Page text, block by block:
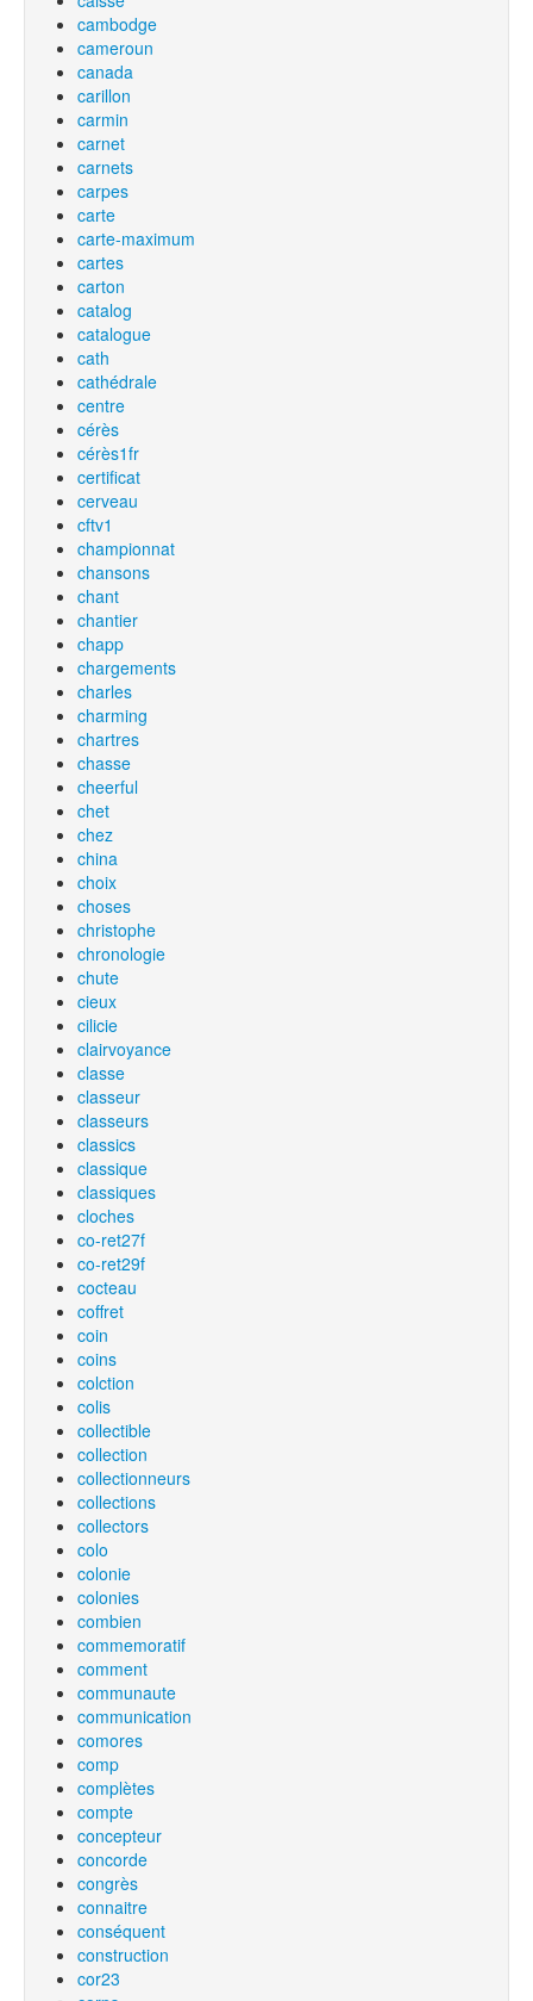
cambodge
cameroun
canada
carillon
carmin
carnet
carnets
carpes
carte
carte-maximum
cartes
carton
catalog
catalogue
cath
cathédrale
centre
cérès
cérès1fr
certificat
cerveau
cftv1
championnat
chansons
chant
chantier
chapp
chargements
charles
charming
chartres
chasse
cheerful
chet
chez
china
choix
choses
christophe
chronologie
chute
cieux
cilicie
clairvoyance
classe
classeur
classeurs
classics
classique
classiques
cloches
co-ret27f
co-ret29f
cocteau
coffret
coin
coins
colction
colis
collectible
collection
collectionneurs
collections
collectors
colo
colonie
colonies
combien
commemoratif
comment
communaute
communication
comores
comp
complètes
compte
concepteur
concorde
congrès
connaitre
conséquent
construction
cor23